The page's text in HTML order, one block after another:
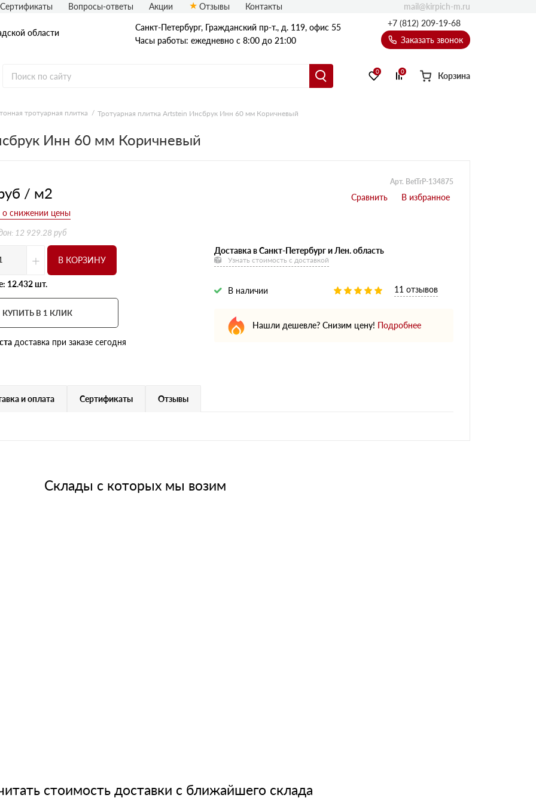
области
Санкт-Петербург, Граждaнский пр-т., д. 119, офис 55
Часы работы: ежедневно с 8:00 до 21:00
+7 (812) 209-19-68
Заказать звонок
Рядовой кирпич
Полнотелый
0 0 Корзина
Сертификаты Вопросы-ответы Акции Отзывы Контакты mail@kirpich-m.ru
тротуарная плитка Тротуарная плитка Artstein Инсбрук Инн 60 мм Коричневый
Инн 60 мм Коричневый
/ м2
12 929.28 руб
Арт. BetTrP-134875
+ В КОРЗИНУ
12.432 шт.
КУПИТЬ В 1 КЛИК
доставка при заказе сегодня
Доставка в Санкт-Петербург и Лен. область
Узнать стоимость с доставкой
В наличии 11 отзывов
Нашли дешевле? Снизим цену! Подробнее
и оплата Сертификаты Отзывы
Склады с которых мы возим
стоимость доставки с ближайшего склада